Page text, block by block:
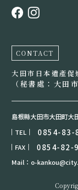
CONTACT
大田市日本遺產促
（秘書處：大田
島根縣大田市大田町大
TEL
0854-83-
FAX 0854-82-
Mail：o-